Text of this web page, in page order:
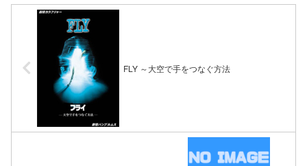
FLY ～大空で手をつなぐ方法